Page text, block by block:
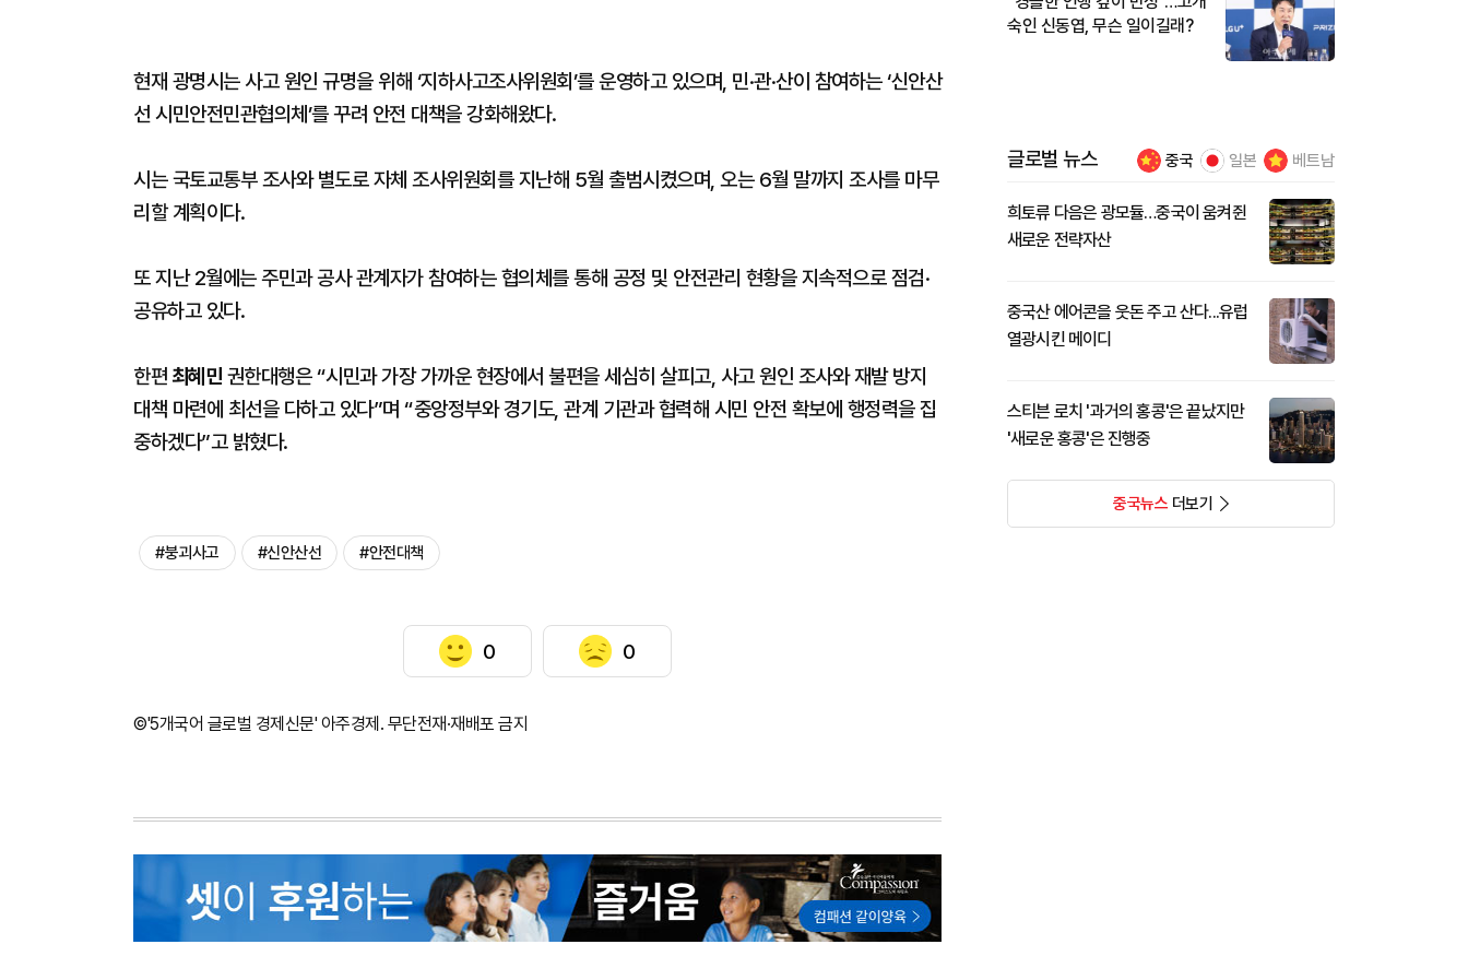
현재 광명시는 사고 원인 규명을 위해 ‘지하사고조사위원회’를 운영하고 있으며, 민·관·산이 참여하는 ‘신안산
선 시민안전민관협의체’를 꾸려 안전 대책을 강화해왔다.
시는 국토교통부 조사와 별도로 자체 조사위원회를 지난해 5월 출범시켰으며, 오는 6월 말까지 조사를 마무
리할 계획이다.
또 지난 2월에는 주민과 공사 관계자가 참여하는 협의체를 통해 공정 및 안전관리 현황을 지속적으로 점검·
공유하고 있다.
한편 최혜민 권한대행은 “시민과 가장 가까운 현장에서 불편을 세심히 살피고, 사고 원인 조사와 재발 방지
대책 마련에 최선을 다하고 있다”며 “중앙정부와 경기도, 관계 기관과 협력해 시민 안전 확보에 행정력을 집
중하겠다”고 밝혔다.
#붕괴사고 #신안산선 #안전대책
0 0
©'5개국어 글로벌 경제신문' 아주경제. 무단전재·재배포 금지
숙인 신동엽, 무슨 일이길래?
글로벌 뉴스 중국 일본 베트남
희토류 다음은 광모듈…중국이 움켜쥔
새로운 전략자산
중국산 에어콘을 웃돈 주고 산다...유럽
열광시킨 메이디
스티븐 로치 '과거의 홍콩'은 끝났지만
'새로운 홍콩'은 진행중
중국뉴스더보기